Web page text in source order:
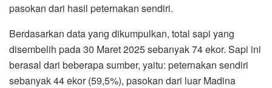
pasokan dari hasil peternakan sendiri.
Berdasarkan data yang dikumpulkan, total sapi yang
disembelih pada 30 Maret 2025 sebanyak 74 ekor. Sapi ini
berasal dari beberapa sumber, yaitu: peternakan sendiri
sebanyak 44 ekor (59,5%), pasokan dari luar Madina